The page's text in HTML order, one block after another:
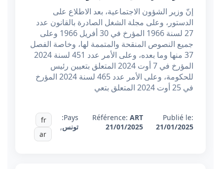
إنّ وزير الشؤون الاجتماعية، بعد الاطلاع على
الدستور، وعلى مجلة الشغل الصادرة بالقانون عدد
27 لسنة 1966 المؤرخ في 30 أفريل 1966 وعلى
جميع النصوص المنقحة والمتممة لها، وخاصة الفصل
37 منها وما بعده، وعلى الأمر عدد 451 لسنة 2024
المؤرخ في 7 أوت 2024 المتعلق بتعيين رئيس
للحكومة، وعلى الأمر عدد 465 لسنة 2024 المؤرخ
في 25 أوت 2024 المتعلق بتعي
Publié le:
21/01/2025
Référence:ART
21/01/2025
Pays:
تونس,
fr
ar